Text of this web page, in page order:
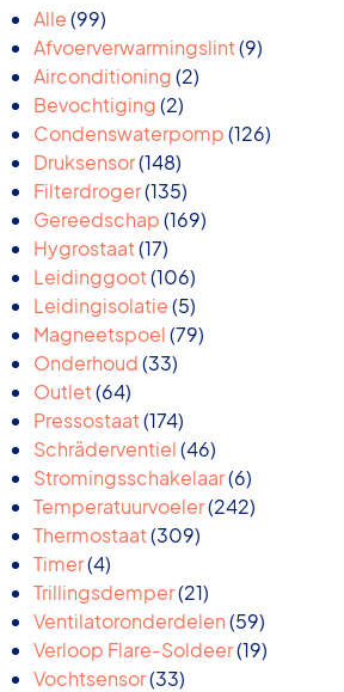
Alle 9999
producten
Afvoerverwarmingslint 99
Airconditioning 22
Bevochtiging 22
producten
Condenswaterpomp 126126
Druksensor 148148
producten
Filterdroger 135135
producten
Gereedschap 169169
Hygrostaat 1717
producten
Leidinggoot 106106
producten
Leidingisolatie 55
producten
Magneetspoel 7979
Onderhoud 3333
Outlet 6464
producten
Pressostaat 174174
producten
Schräderventiel 4646
producten
Stromingsschakelaar 66
producten
Temperatuurvoeler 242242
Thermostaat 309309
Timer 44
producten
Trillingsdemper 2121
producten
Ventilatoronderdelen 5959
producten
Verloop Flare-Soldeer 1919
Vochtsensor 3333